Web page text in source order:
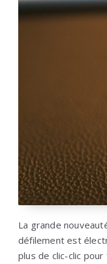
La grande
défilement est
plus de clic-clic